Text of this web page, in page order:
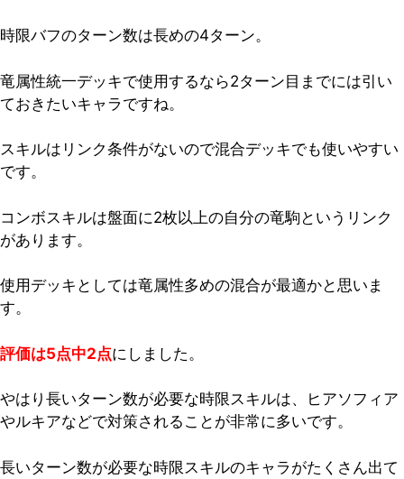
時限バフのターン数は長めの4ターン。
竜属性統一デッキで使用するなら2ターン目までには引い
ておきたいキャラですね。
スキルはリンク条件がないので混合デッキでも使いやすい
です。
コンボスキルは盤面に2枚以上の自分の竜駒というリンク
があります。
使用デッキとしては竜属性多めの混合が最適かと思いま
す。
評価は5点中2点にしました。
やはり長いターン数が必要な時限スキルは、ヒアソフィア
やルキアなどで対策されることが非常に多いです。
長いターン数が必要な時限スキルのキャラがたくさん出て